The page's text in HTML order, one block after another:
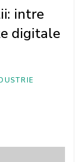
intre
digitale